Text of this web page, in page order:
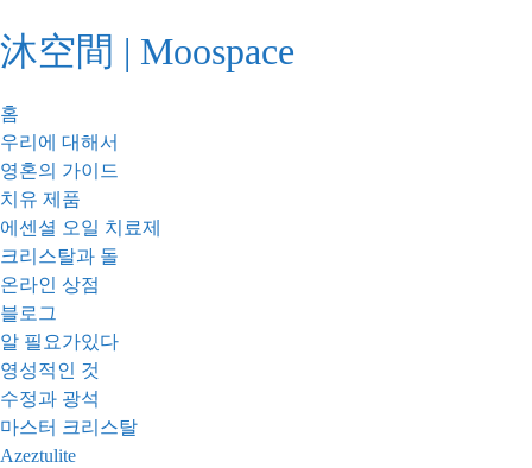
텐
츠
건
너
뛰
기
沐空間 | Moospace
홈
우리에 대해서
영혼의 가이드
치유 제품
에센셜 오일 치료제
크리스탈과 돌
온라인 상점
블로그
알 필요가있다
영성적인 것
수정과 광석
마스터 크리스탈
Azeztulite